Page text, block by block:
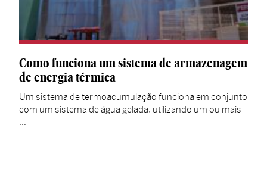
Como funciona um sistema de armazenagem
de energia térmica
Um sistema de termoacumulação funciona em conjunto
com um sistema de água gelada, utilizando um ou mais